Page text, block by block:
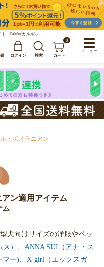
「Calulu(カルル)」
ログイン 検索
0
カート
・ポメラニアン
アン適用アイテム
ム
犬向けサイズの洋服やペッ
）
ANNA SUI（アナ・ス
マー)
X-girl（エックスガ
メニュー